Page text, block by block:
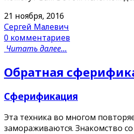
21 ноября, 2016
Сергей Малевич
0 комментариев
Читать далее...
Обратная
Сферификация
Эта техника во многом
замораживаются. Знакомство